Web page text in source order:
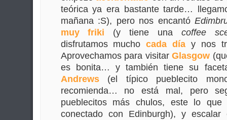
teórica ya era bastante tarde…
mañana :S), pero nos encantó
muy friki (y tiene una coffee
disfrutamos muchocada día y nos
Aprovechamos para visitarGlasgow
es bonita… y también tiene su
Andrews(el típico pueblecito
recomienda… no está mal, pero
pueblecitos más chulos, este lo
conectado con Edinburgh), y